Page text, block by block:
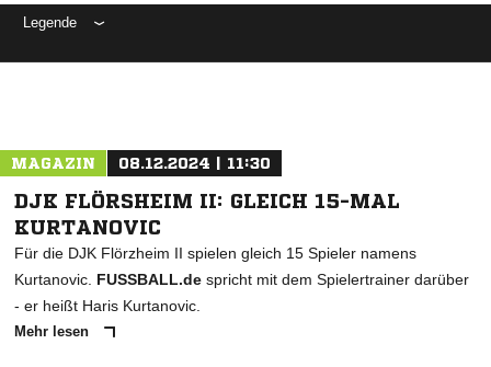
Legende
MAGAZIN 08.12.2024 | 11:30
DJK FLÖRSHEIM II: GLEICH 15-MAL
KURTANOVIC
Für die DJK Flörzheim II spielen gleich 15 Spieler namens
Kurtanovic. FUSSBALL.de spricht mit dem Spielertrainer darüber
- er heißt Haris Kurtanovic.
Mehr lesen